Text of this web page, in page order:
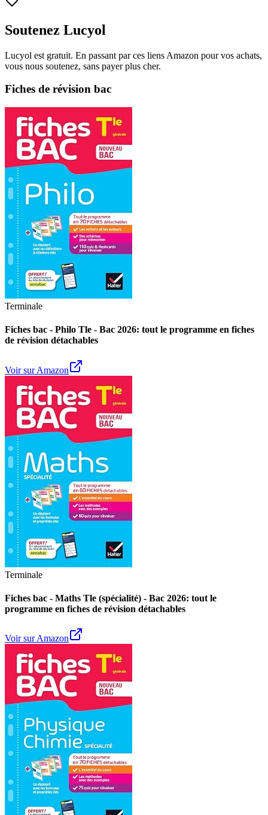
Soutenez Lucyol
Lucyol est gratuit. En passant par ces liens Amazon pour vos achats,
vous nous soutenez, sans payer plus cher.
Fiches de révision bac
Terminale
Fiches bac - Philo Tle - Bac 2026: tout le programme en fiches
de révision détachables
Voir sur Amazon
Terminale
Fiches bac - Maths Tle (spécialité) - Bac 2026: tout le
programme en fiches de révision détachables
Voir sur Amazon